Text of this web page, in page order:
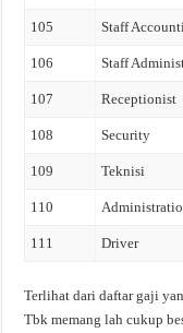
105 Staff
106 Staff
107 Receptionist
108 Security
109 Teknisi
110
111 Driver
Terlihat dari daftar gaji
Tbk memang lah cukup